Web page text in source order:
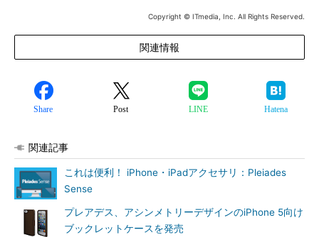
Copyright © ITmedia, Inc. All Rights Reserved.
関連情報
Share Post LINE Hatena
関連記事
これは便利！ iPhone・iPadアクセサリ：Pleiades
Sense
プレアデス、アシンメトリーデザインのiPhone 5向け
ブックレットケースを発売